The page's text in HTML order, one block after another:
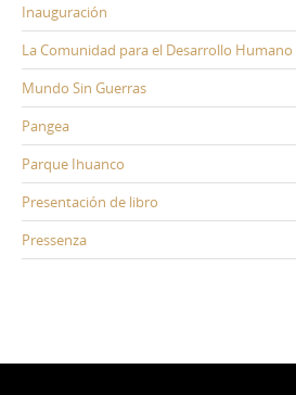
Inauguración
La Comunidad para el Desarrollo Humano
Mundo Sin Guerras
Pangea
Parque Ihuanco
Presentación de libro
Pressenza